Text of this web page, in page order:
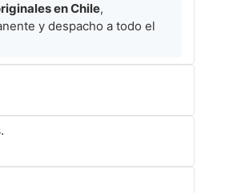
en Chile,
y despacho a todo el